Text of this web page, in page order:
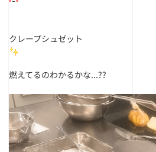
クレープシュゼット
燃えてるのわかるかな...??